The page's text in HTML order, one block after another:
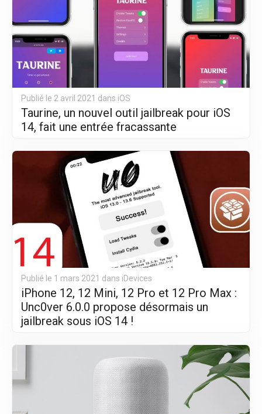
Taurine, un nouvel outil jailbreak pour iOS
14, fait une entrée fracassante
Publié le 2 avril 2021 dans iOS
iPhone 12, 12 Mini, 12 Pro et 12 Pro Max :
Unc0ver 6.0.0 propose désormais un
jailbreak sous iOS 14 !
Publié le 1 mars 2021 dans iDevices